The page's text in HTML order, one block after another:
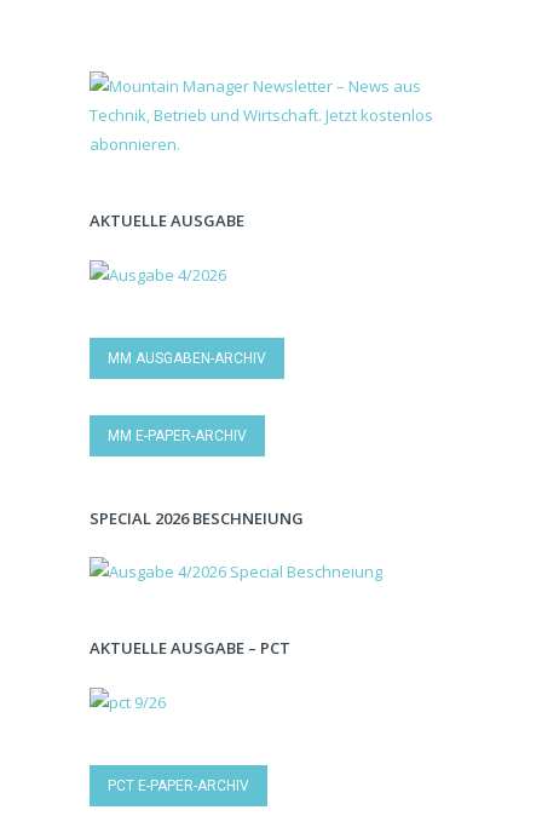
AKTUELLE AUSGABE
MM AUSGABEN-ARCHIV
MM E-PAPER-ARCHIV
SPECIAL 2026 BESCHNEIUNG
AKTUELLE AUSGABE – PCT
PCT E-PAPER-ARCHIV